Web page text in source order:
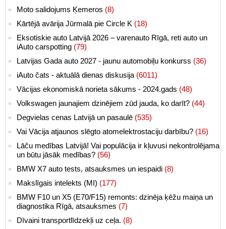
Moto salidojums Ķemeros (8)
Kārtējā avārija Jūrmalā pie Circle K (18)
Eksotiskie auto Latvijā 2026 – varenauto Rīgā, reti auto un
iAuto carspotting (79)
Latvijas Gada auto 2027 - jaunu automobiļu konkurss (36)
iAuto čats - aktuālā dienas diskusija (6011)
Vācijas ekonomiskā norieta sākums - 2024.gads (48)
Volkswagen jaunajiem dzinējiem zūd jauda, ko darīt? (44)
Degvielas cenas Latvijā un pasaulē (535)
Vai Vācija atjaunos slēgto atomelektrostaciju darbību? (16)
Lāču medības Latvijā! Vai populācija ir kļuvusi nekontrolējama
un būtu jāsāk medības? (56)
BMW X7 auto tests, atsauksmes un iespaidi (8)
Makslīgais intelekts (MI) (177)
BMW F10 un X5 (E70/F15) remonts: dzinēja ķēžu maiņa un
diagnostika Rīgā, atsauksmes (7)
Dīvaini transportlīdzekļi uz ceļa. (8)